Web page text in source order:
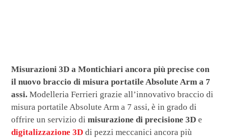
Misurazioni 3D a Montichiari ancora più precise con
il nuovo braccio di misura portatile Absolute Arm a 7
assi.Modelleria Ferrieri grazie all’innovativo braccio di
misura portatile Absolute Arm a 7 assi, è in grado di
offrire un servizio dimisurazione di precisione 3D e
digitalizzazione 3D di pezzi meccanici ancora più